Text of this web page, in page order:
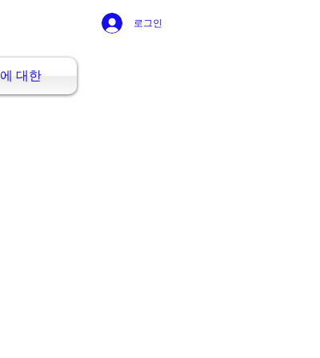
에 대한
로그인